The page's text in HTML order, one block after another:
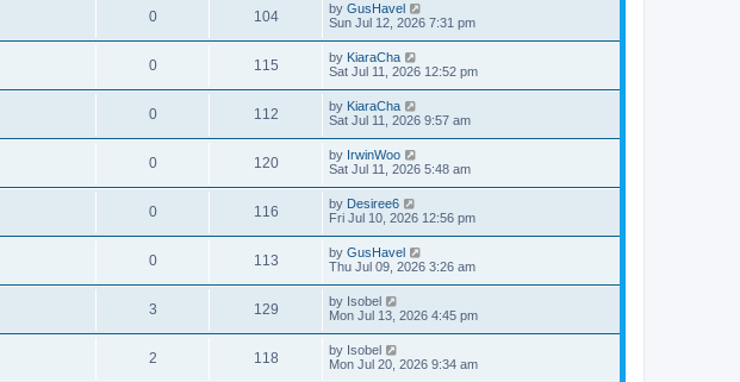
0 104 by GusHavel
Sun Jul 12, 2026 7:31 pm
0 115 by KiaraCha
Sat Jul 11, 2026 12:52 pm
0 112 by KiaraCha
Sat Jul 11, 2026 9:57 am
0 120 by IrwinWoo
Sat Jul 11, 2026 5:48 am
0 116 by Desiree6
Fri Jul 10, 2026 12:56 pm
0 113 by GusHavel
Thu Jul 09, 2026 3:26 am
3 129 by Isobel
Mon Jul 13, 2026 4:45 pm
2 118 by Isobel
Mon Jul 20, 2026 9:34 am